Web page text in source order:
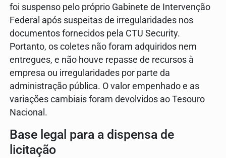
foi suspenso pelo próprio Gabinete de Intervenção
Federal após suspeitas de irregularidades nos
documentos fornecidos pela CTU Security.
Portanto, os coletes não foram adquiridos nem
entregues, e não houve repasse de recursos à
empresa ou irregularidades por parte da
administração pública. O valor empenhado e as
variações cambiais foram devolvidos ao Tesouro
Nacional.
Base legal para a dispensa de
licitação